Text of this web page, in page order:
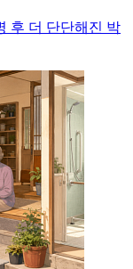
후 더 단단해진 박